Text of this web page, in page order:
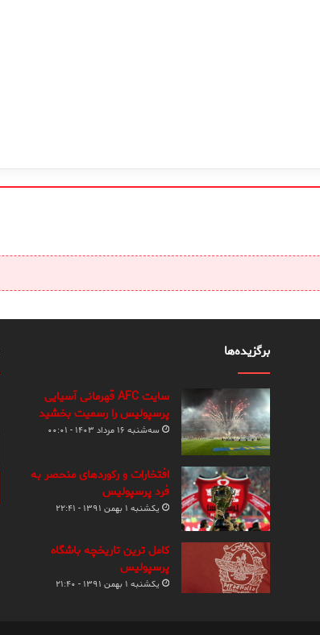
برگزیده‌ها
سایت AFC قهرمانی آسیایی
پرسپولیس را رسمیت بخشید
سه‌شنبه ۱۶ مرداد ۱۴۰۳ - ۰۰:۰۱
افتخارات و رکوردهای منحصر به
فرد پرسپولیس
یکشنبه ۱ بهمن ۱۳۹۱ - ۲۲:۴۱
کامل ترین تاریخچه باشگاه
پرسپولیس
یکشنبه ۱ بهمن ۱۳۹۱ - ۲۱:۴۰